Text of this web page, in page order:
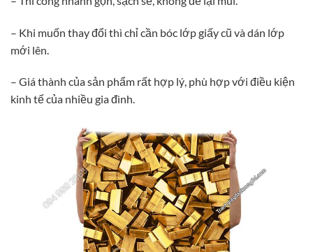
– Khi muốn thay đổi thì chỉ cần bóc lớp giấy cũ và dán lớp
mới lên.
– Giá thành của sản phẩm rất hợp lý, phù hợp với điều kiện
kinh tế của nhiều gia đình.